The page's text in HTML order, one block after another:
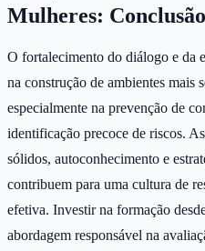
Mulheres: Conclusão
O fortalecimento do diálogo e da
na construção de ambientes mais
especialmente na prevenção de
identificação precoce de riscos.
sólidos, autoconhecimento e
contribuem para uma cultura de
efetiva. Investir na formação
abordagem responsável na